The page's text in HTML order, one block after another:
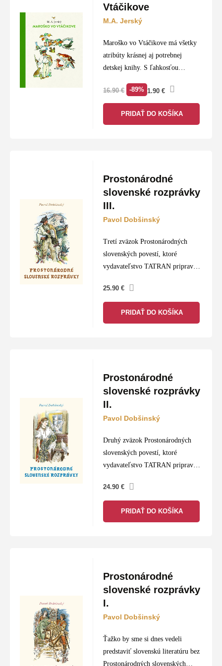
Vtáčikove
M.A. Jerský
Maroško vo Vtáčikove má všetky
atribúty krásnej aj potrebnej
detskej knihy. S ľahkosťou
príbeh nám predstaví našich
najvýznamnejších spevavcov a
poučí nás, aké sú vtáčiky
16.90€ -89% 1.90 €
PRIDAŤ DO KOŠÍKA
Prostonárodné
slovenské rozprávky
III.
Pavol Dobšinský
Tretí zväzok Prostonárodných
slovenských povestí, ktoré
vydavateľstvo TATRAN pripravilo
výročia svojho založenia, je
zavŕšením edície pripravenej
Eugenom Paulinym v roku 1958.
25.90€
PRIDAŤ DO KOŠÍKA
Prostonárodné
slovenské rozprávky
II.
Pavol Dobšinský
Druhý zväzok Prostonárodných
slovenských povestí, ktoré
vydavateľstvo TATRAN pripravilo
výročia svojho založenia, prináša
dvadsaťsedem rozprávok, ktoré
pôvodne vyšli v Slovenských
24.90€
PRIDAŤ DO KOŠÍKA
Prostonárodné
slovenské rozprávky
I.
Pavol Dobšinský
Ťažko by sme si dnes vedeli
predstaviť slovenskú literatúru bez
Prostonárodných slovenských